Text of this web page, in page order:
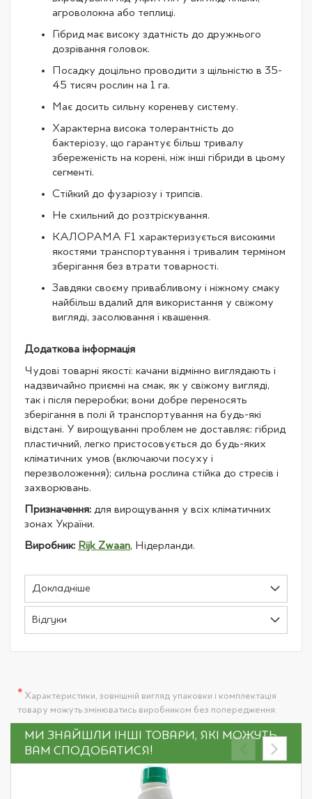
агроволокна або теплиці.
Гібрид має високу здатність до дружнього
дозрівання головок.
Посадку доцільно проводити з щільністю в 35-
45 тисяч рослин на 1 га.
Має досить сильну кореневу систему.
Характерна висока толерантність до
бактеріозу, що гарантує більш тривалу
збереженість на корені, ніж інші гібриди в цьому
сегменті.
Стійкий до фузаріозу і трипсів.
Не схильний до розтріскування.
КАЛОРАМА F1 характеризується високими
якостями транспортування і тривалим терміном
зберігання без втрати товарності.
Завдяки своєму привабливому і ніжному смаку
найбільш вдалий для використання у свіжому
вигляді, засолювання і квашення.
Додаткова інформація
Чудові товарні якості: качани відмінно виглядають і
надзвичайно приємні на смак, як у свіжому вигляді,
так і після переробки; вони добре переносять
зберігання в полі й транспортування на будь-які
відстані. У вирощуванні проблем не доставляє: гібрид
пластичний, легко пристосовується до будь-яких
кліматичних умов (включаючи посуху і
перезволоження); сильна рослина стійка до стресів і
захворювань.
Призначення: для вирощування у всіх кліматичних
зонах України.
Виробник: Rijk Zwaan, Нідерланди.
Докладніше
Відгуки
* Характеристики, зовнішній вигляд упаковки і комплектація
товару можуть змінюватись виробником без попередження.
МИ ЗНАЙШЛИ ІНШІ ТОВАРИ, ЯКІ МОЖУТЬ
ВАМ СПОДОБАТИСЯ!